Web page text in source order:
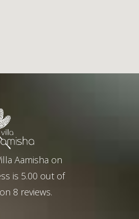
Aamisha on
is 5.00 out of
8 reviews.